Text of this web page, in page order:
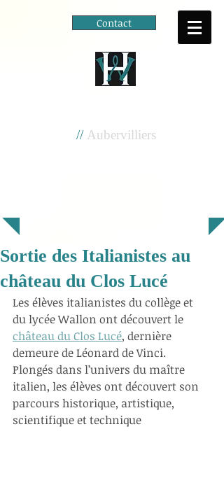
Contact
//Aubervilliers
Sortie des Italianistes au
château du Clos Lucé
Les élèves italianistes du collège et
du lycée Wallon ont découvert le
château du Clos Lucé, dernière
demeure de Léonard de Vinci.
Plongés dans l’univers du maître
italien, les élèves ont découvert son
parcours historique, artistique,
scientifique et technique